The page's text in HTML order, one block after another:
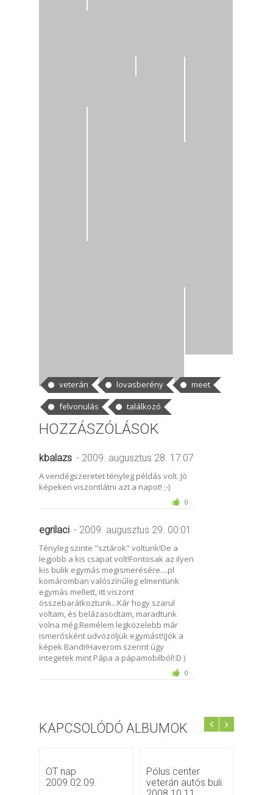
veterán lovasberény
meet
felvonulás
találkozó
HOZZÁSZÓLÁSOK
kbalazs - 2009. augusztus 28. 17:07
A vendégszeretet tényleg példás volt. Jó
képeken viszontlátni azt a napot! ;-)
0
egrilaci - 2009. augusztus 29. 00:01
Tényleg szinte "sztárok" voltunk!De a
legjobb a kis csapat volt!Fontosak az ilyen
kis bulik egymás megismerésére....pl
komáromban valószínűleg elmentünk
egymás mellett, itt viszont
összebarátkoztunk...Kár hogy szarul
voltam, és belázasodtam, maradtunk
volna még.Remélem legközelebb már
ismerősként üdvözöljük egymást!(Jók a
képek Bandi!Haverom szerint úgy
integetek mint Pápa a pápamobilból!:D )
0
KAPCSOLÓDÓ ALBUMOK
OT nap
2009.02.09.
Pólus center
veterán autós buli.